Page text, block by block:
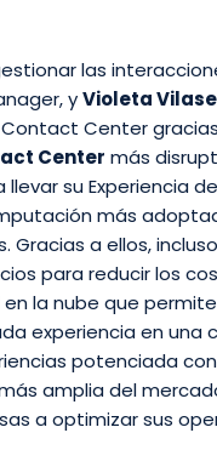
las
yVioleta
Center
Center más
su Experiencia
más
a ellos,
para reducir los
la nube que
experiencia en una
potenciada con
amplia del
a optimizar sus